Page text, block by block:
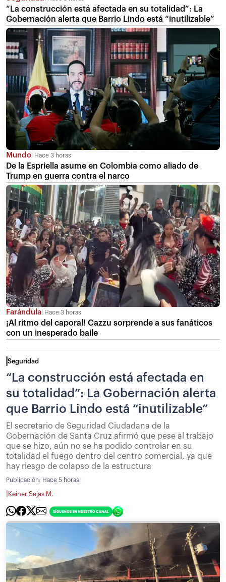
“La construcción está afectada en su totalidad”: La
Gobernación alerta que Barrio Lindo está “inutilizable”
Mundo Hace 3 horas
De la Espriella asume en Colombia como aliado de
Trump en guerra contra el narco
Farándula Hace 3 horas
¡Al ritmo del caporal! Cazzu sorprende a sus fanáticos
con un inesperado baile
Seguridad
“La construcción está afectada en
su totalidad”: La Gobernación alerta
que Barrio Lindo está “inutilizable”
El secretario de Seguridad Ciudadana de la
Gobernación de Santa Cruz afirmó que pese al trabajo
que se hizo, aún no se ha podido controlar en su
totalidad el fuego dentro del centro comercial, ya que
hay riesgo de colapso de la estructura
Publicación: Hace 5 horas
Keiner Sejas M.